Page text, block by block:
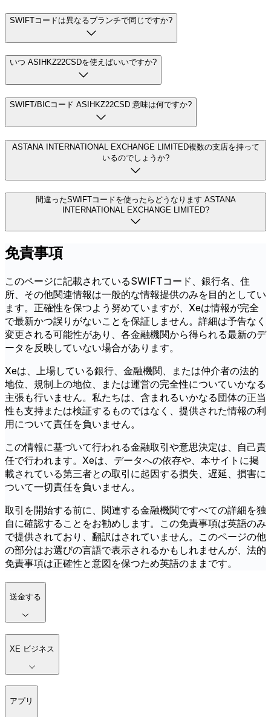
SWIFTコードは異なるブランチで同じですか?
いつ ASIHKZ22CSDを使えばいいですか?
SWIFT/BICコード ASIHKZ22CSD 意味は何ですか?
ASTANA INTERNATIONAL EXCHANGE LIMITED複数の支店を持って
いるのでしょうか?
間違ったSWIFTコードを使ったらどうなります ASTANA
INTERNATIONAL EXCHANGE LIMITED?
免責事項
このページに記載されているSWIFTコード、銀行名、住
所、その他関連情報は一般的な情報提供のみを目的としてい
ます。正確性を保つよう努めていますが、Xeは情報が完全
で最新かつ誤りがないことを保証しません。詳細は予告なく
変更される可能性があり、各金融機関から得られる最新のデ
ータを反映していない場合があります。
Xeは、上場している銀行、金融機関、または仲介者の法的
地位、規制上の地位、または運営の完全性についていかなる
主張も行いません。私たちは、含まれるいかなる団体の正当
性も支持または検証するものではなく、提供された情報の利
用について責任を負いません。
この情報に基づいて行われる金融取引や意思決定は、自己責
任で行われます。Xeは、データへの依存や、本サイトに掲
載されている第三者との取引に起因する損失、遅延、損害に
ついて一切責任を負いません。
取引を開始する前に、関連する金融機関ですべての詳細を独
自に確認することをお勧めします。この免責事項は英語のみ
で提供されており、翻訳はされていません。このページの他
の部分はお選びの言語で表示されるかもしれませんが、法的
免責事項は正確性と意図を保つため英語のままです。
送金する
XE ビジネス
アプリ